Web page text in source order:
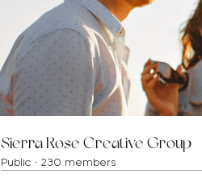
Sierra Rose Creative Group
Public · 230 members